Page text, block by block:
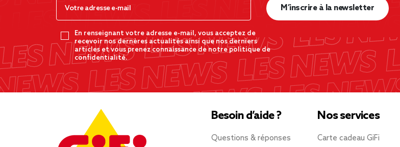
En renseignant votre adresse e-mail, vous acceptez de
recevoir nos dernères actualités ainsi que nos derniers
articles et vous prenez connaissance de notre politique de
confidentialité.
M’inscrire à la newsletter
Besoin d’aide ?
Questions & réponses
Nos services
Carte cadeau GiFi